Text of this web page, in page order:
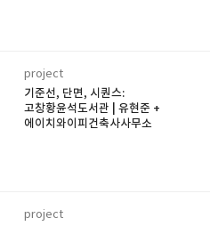
project
기준선, 단면, 시퀀스:
고창황윤석도서관 | 유현준 +
에이치와이피건축사사무소
project